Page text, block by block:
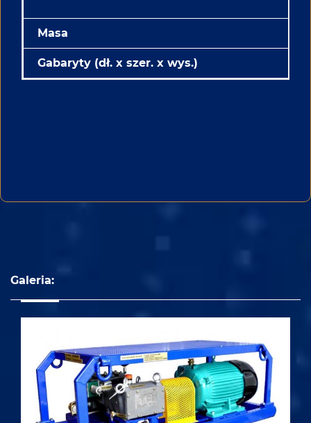
Masa
Gabaryty (dł. x szer. x wys.)
Galeria: